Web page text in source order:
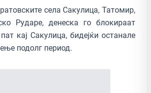
села Сакулица, Татомир,
Рударе, денеска го блокираат
кај Сакулица, бидејќи останале
подолг период.